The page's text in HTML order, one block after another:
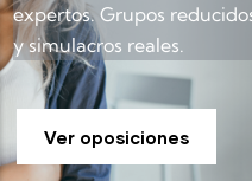
expertos. Grupos
y simulacros reales.
Ver oposiciones